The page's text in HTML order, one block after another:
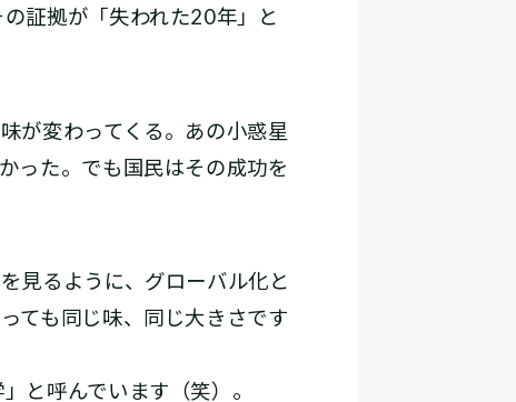
証拠が「失われた20年」と
が変わってくる。あの小惑星
った。でも国民はその成功を
見るように、グローバル化と
ても同じ味、同じ大きさです
と呼んでいます（笑）。